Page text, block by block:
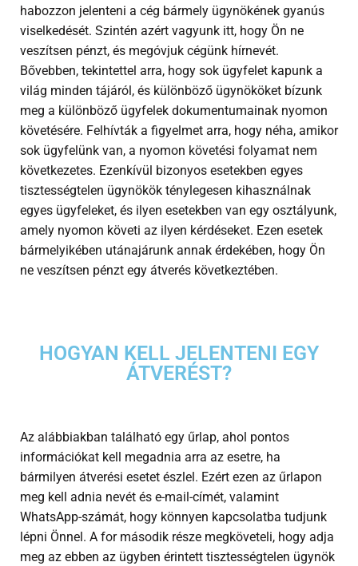
habozzon jelenteni a cég bármely ügynökének gyanús
viselkedését. Szintén azért vagyunk itt, hogy Ön ne
veszítsen pénzt, és megóvjuk cégünk hírnevét.
Bővebben, tekintettel arra, hogy sok ügyfelet kapunk a
világ minden tájáról, és különböző ügynököket bízunk
meg a különböző ügyfelek dokumentumainak nyomon
követésére. Felhívták a figyelmet arra, hogy néha, amikor
sok ügyfelünk van, a nyomon követési folyamat nem
következetes. Ezenkívül bizonyos esetekben egyes
tisztességtelen ügynökök ténylegesen kihasználnak
egyes ügyfeleket, és ilyen esetekben van egy osztályunk,
amely nyomon követi az ilyen kérdéseket. Ezen esetek
bármelyikében utánajárunk annak érdekében, hogy Ön
ne veszítsen pénzt egy átverés következtében.
HOGYAN KELL JELENTENI EGY
ÁTVERÉST?
Az alábbiakban található egy űrlap, ahol pontos
információkat kell megadnia arra az esetre, ha
bármilyen átverési esetet észlel. Ezért ezen az űrlapon
meg kell adnia nevét és e-mail-címét, valamint
WhatsApp-számát, hogy könnyen kapcsolatba tudjunk
lépni Önnel. A for második része megköveteli, hogy adja
meg az ebben az ügyben érintett tisztességtelen ügynök